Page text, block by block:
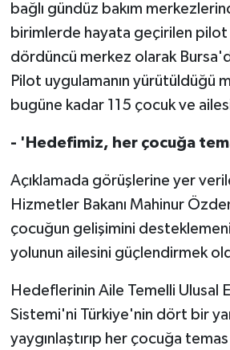
bağlı gündüz bakım
birimlerde hayata geçirilen pilot
dördüncü merkez olarak
Pilot uygulamanın yürütüldüğü
bugüne kadar 115 çocuk ve
- 'Hedefimiz, her çocuğa
Açıklamada görüşlerine yer
Hizmetler Bakanı Mahinur
çocuğun gelişimini
yolunun ailesini güçlendirmek
Hedeflerinin Aile Temelli Ulusal
Sistemi'ni Türkiye'nin dört bir
yaygınlaştırıp her çocuğa